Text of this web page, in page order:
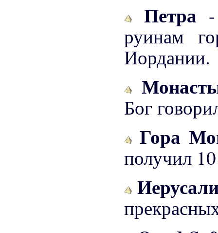
Петра
руинам
Иордании.
Бог
Гора
получил